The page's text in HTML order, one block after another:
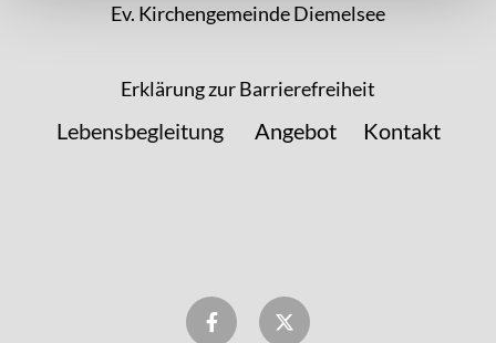
Ev. Kirchengemeinde Diemelsee
Erklärung zur Barrierefreiheit
Lebensbegleitung Angebot Kontakt